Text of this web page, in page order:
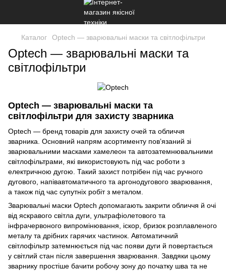
Каталог Optech — зварювальні маски та світлофільтри
Optech — зварювальні маски та
світлофільтри
Optech — зварювальні маски та
світлофільтри для захисту зварника
Optech — бренд товарів для захисту очей та обличчя
зварника. Основний напрям асортименту пов’язаний зі
зварювальними масками хамелеон та автозатемнювальними
світлофільтрами, які використовують під час роботи з
електричною дугою. Такий захист потрібен під час ручного
дугового, напівавтоматичного та аргонодугового зварювання,
а також під час супутніх робіт з металом.
Зварювальні маски Optech допомагають закрити обличчя й очі
від яскравого світла дуги, ультрафіолетового та
інфрачервоного випромінювання, іскор, бризок розплавленого
металу та дрібних гарячих частинок. Автоматичний
світлофільтр затемнюється під час появи дуги й повертається
у світлий стан після завершення зварювання. Завдяки цьому
зварнику простіше бачити робочу зону до початку шва та не